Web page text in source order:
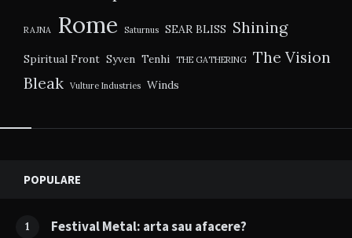
RAJNA Rome Saturnus SEAR BLISS Shining
Spiritual Front Syven Tenhi THE GATHERING The Vision
Bleak Vulture Industries Winds
Widgets
POPULARE
1 Festival Metal: arta sau afacere?